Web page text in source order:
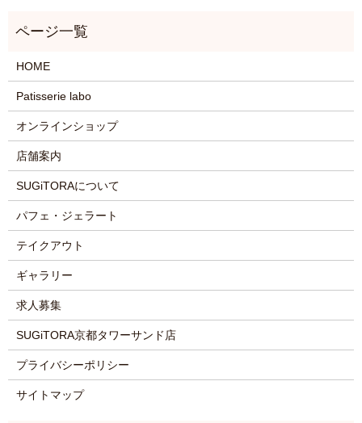
HOME
Patisserie labo
オンラインショップ
店舗案内
SUGiTORAについて
パフェ・ジェラート
テイクアウト
ギャラリー
求人募集
SUGiTORA京都タワーサンド店
プライバシーポリシー
サイトマップ